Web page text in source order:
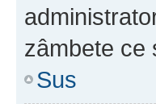
zâmbete ce
Sus